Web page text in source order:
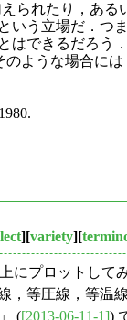
られたり，あ
う立場だ．つ
できるだろ
ような場合に
][variety][
にプロットし
，等圧線，等温
([2013-06-11-1])